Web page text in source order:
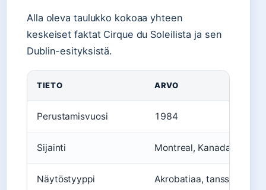
Alla oleva taulukko kokoaa yhteen
keskeiset faktat Cirque du Soleilista ja sen
Dublin-esityksistä.
TIETO ARVO
Perustamisvuosi 1984
Sijainti Montreal, Kanada
Näytöstyyppi Akrobatiaa, tanssia,